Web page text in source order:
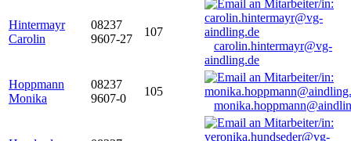
Hintermayr
Carolin
08237
9607-27
107
carolin.hintermayr@vg-
aindling.de
Hoppmann
Monika
08237
9607-0
105